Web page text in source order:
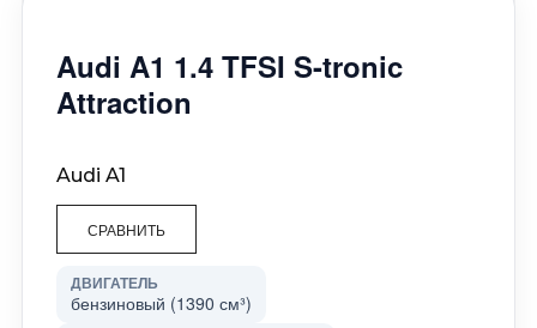
Audi A1 1.4 TFSI S-tronic
Attraction
Audi A1
СРАВНИТЬ
ДВИГАТЕЛЬ
бензиновый (1390 см³)